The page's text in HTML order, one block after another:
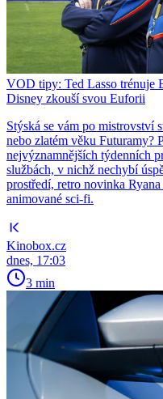
VOD tipy: Ted Lasso trénuje
Disney zkouší svou Euforii
Stýská se vám po mistrovství
nebo zlatém věku Futuramy?
nejvýznamnějších týdenních
službách, v nichž nechybí
prostředí, retro novinka
animované sci-fi.
Kinobox.cz
dnes, 17:03
3 min